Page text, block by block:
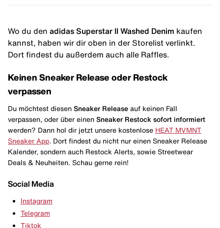
Wo du den adidas Superstar II Washed Denim kaufen
kannst, haben wir dir oben in der Storelist verlinkt.
Dort findest du außerdem auch alle Raffles.
Keinen Sneaker Release oder Restock
verpassen
Du möchtest diesen Sneaker Release auf keinen Fall
verpassen, oder über einen Sneaker Restock sofort informiert
werden? Dann hol dir jetzt unsere kostenlose HEAT MVMNT
Sneaker App . Dort findest du nicht nur einen Sneaker Release
Kalender, sondern auch Restock Alerts, sowie Streetwear
Deals & Neuheiten. Schau gerne rein!
Social Media
Instagram
Telegram
Tiktok